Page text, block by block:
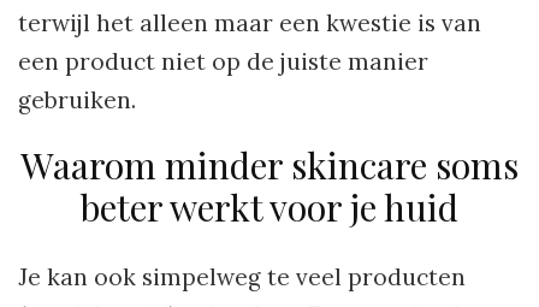
terwijl het alleen maar een kwestie is van
een product niet op de juiste manier
gebruiken.
Waarom minder skincare soms
beter werkt voor je huid
Je kan ook simpelweg te veel producten